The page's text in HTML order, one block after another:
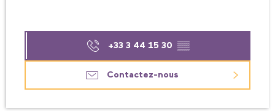
+33 3 44 15 30 ▒▒
Contactez-nous